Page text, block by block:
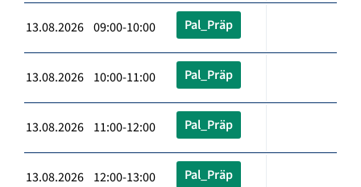
13.08.2026 09:00-10:00 Pal_Präp
13.08.2026 10:00-11:00 Pal_Präp
13.08.2026 11:00-12:00 Pal_Präp
13.08.2026 12:00-13:00 Pal_Präp